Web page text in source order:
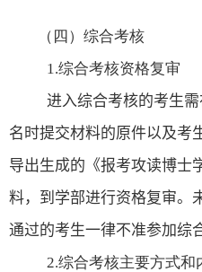
（四）综合考核
1.综合考核资格复审
进入综合考核的考生
名时提交材料的原件以及考
导出生成的《报考攻读博士
料，到学部进行资格复审。
通过的考生一律不准参加综
2.综合考核主要方式和